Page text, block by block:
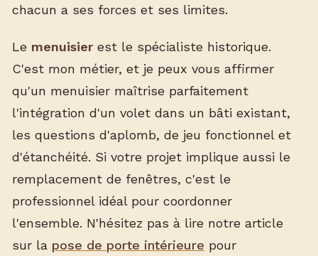
chacun a ses forces et ses limites.
Le menuisier est le spécialiste historique.
C'est mon métier, et je peux vous affirmer
qu'un menuisier maîtrise parfaitement
l'intégration d'un volet dans un bâti existant,
les questions d'aplomb, de jeu fonctionnel et
d'étanchéité. Si votre projet implique aussi le
remplacement de fenêtres, c'est le
professionnel idéal pour coordonner
l'ensemble. N'hésitez pas à lire notre article
sur la pose de porte intérieure pour